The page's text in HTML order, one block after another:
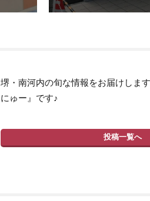
堺・南河内の旬な情報をお届けしま
にゅー』です♪
投稿一覧へ